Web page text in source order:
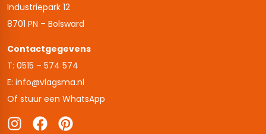
Industriepark 12
8701 PN – Bolsward
Contactgegevens
T: 0515 – 574 574
E: info@vlagsma.nl
Of stuur een WhatsApp